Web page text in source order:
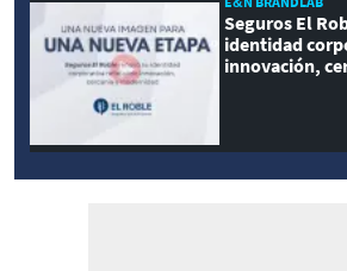
Seguros El
identidad
innovación,